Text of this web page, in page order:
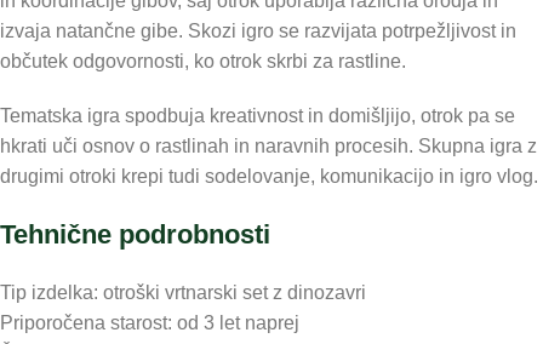
izvaja natančne gibe. Skozi igro se razvijata potrpežljivost in
občutek odgovornosti, ko otrok skrbi za rastline.
Tematska igra spodbuja kreativnost in domišljijo, otrok pa se
hkrati uči osnov o rastlinah in naravnih procesih. Skupna igra z
drugimi otroki krepi tudi sodelovanje, komunikacijo in igro vlog.
Tehnične podrobnosti
Tip izdelka: otroški vrtnarski set z dinozavri
Priporočena starost: od 3 let naprej